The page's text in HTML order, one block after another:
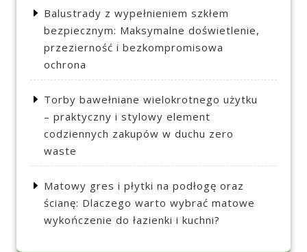
Balustrady z wypełnieniem szkłem
bezpiecznym: Maksymalne doświetlenie,
przezierność i bezkompromisowa
ochrona
Torby bawełniane wielokrotnego użytku
– praktyczny i stylowy element
codziennych zakupów w duchu zero
waste
Matowy gres i płytki na podłogę oraz
ścianę: Dlaczego warto wybrać matowe
wykończenie do łazienki i kuchni?